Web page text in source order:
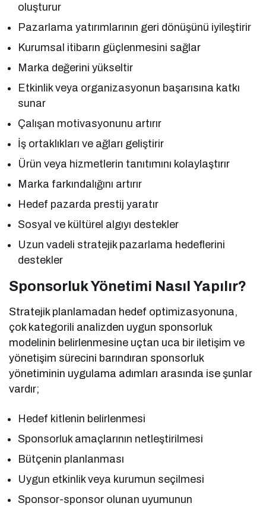
oluşturur
Pazarlama yatırımlarının geri dönüşünü iyileştirir
Kurumsal itibarın güçlenmesini sağlar
Marka değerini yükseltir
Etkinlik veya organizasyonun başarısına katkı
sunar
Çalışan motivasyonunu artırır
İş ortaklıkları ve ağları geliştirir
Ürün veya hizmetlerin tanıtımını kolaylaştırır
Marka farkındalığını artırır
Hedef pazarda prestij yaratır
Sosyal ve kültürel algıyı destekler
Uzun vadeli stratejik pazarlama hedeflerini
destekler
Sponsorluk Yönetimi Nasıl Yapılır?
Stratejik planlamadan hedef optimizasyonuna,
çok kategorili analizden uygun sponsorluk
modelinin belirlenmesine uçtan uca bir iletişim ve
yönetişim sürecini barındıran sponsorluk
yönetiminin uygulama adımları arasında ise şunlar
vardır;
Hedef kitlenin belirlenmesi
Sponsorluk amaçlarının netleştirilmesi
Bütçenin planlanması
Uygun etkinlik veya kurumun seçilmesi
Sponsor-sponsor olunan uyumunun